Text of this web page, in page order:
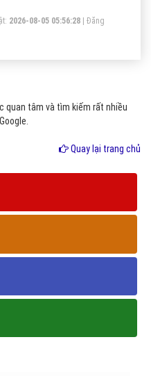
2026-08-05 05:56:28
Đăng
quan tâm và tìm kiếm rất nhiều
Quay lại trang chủ